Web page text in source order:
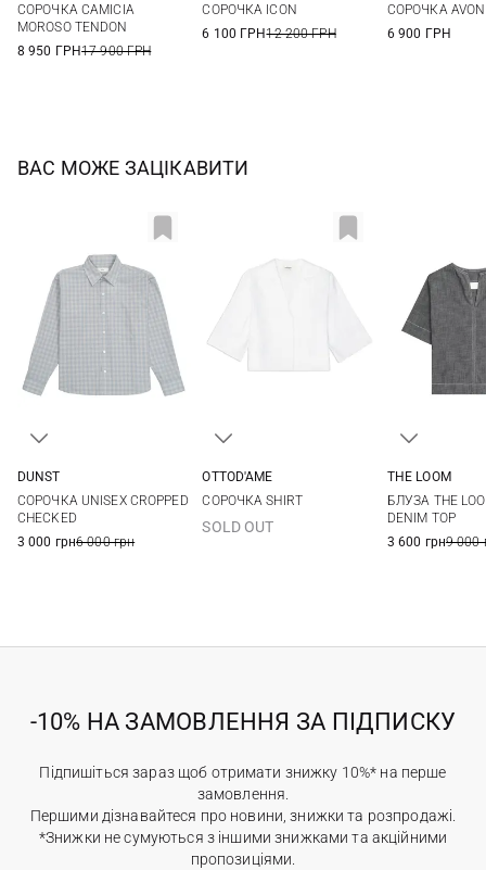
СОРОЧКА CAMICIA
MOROSO TENDON
8 950 ГРН17 900 ГРН
СОРОЧКА ICON
6 100 ГРН12 200 ГРН
CОРОЧКА AVON
6 900 ГРН
ВАС МОЖЕ ЗАЦІКАВИТИ
DUNST
СОРОЧКА UNISEX CROPPED
CHECKED
3 000 грн6 000 грн
OTTOD'AME
СОРОЧКА SHIRT
SOLD OUT
THE LOOM
БЛУЗА THE
DENIM TOP
3 600 грн9 000
-10% НА ЗАМОВЛЕННЯ ЗА ПІДПИСКУ
Підпишіться зараз щоб отримати знижку 10%* на перше
замовлення.
Першими дізнавайтеся про новини, знижки та розпродажі.
*Знижки не сумуються з іншими знижками та акційними
пропозиціями.